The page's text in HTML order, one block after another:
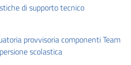
di supporto tecnico
provvisoria componenti Team
scolastica